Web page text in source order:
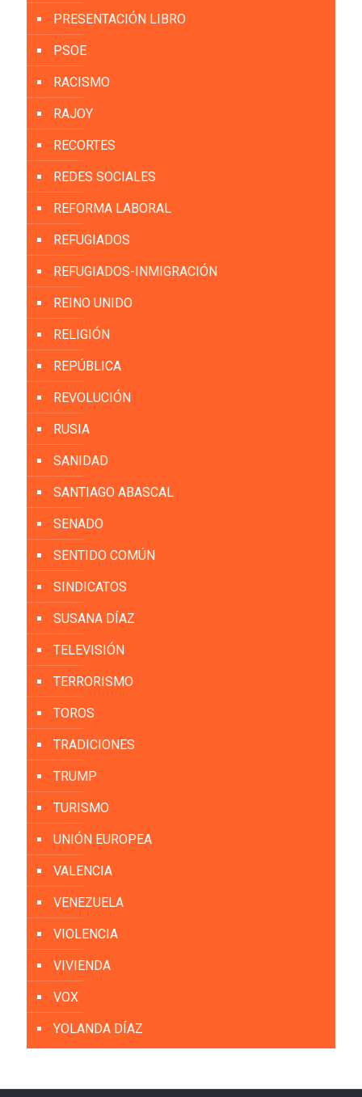
PRESENTACIÓN LIBRO
PSOE
RACISMO
RAJOY
RECORTES
REDES SOCIALES
REFORMA LABORAL
REFUGIADOS
REFUGIADOS-INMIGRACIÓN
REINO UNIDO
RELIGIÓN
REPÚBLICA
REVOLUCIÓN
RUSIA
SANIDAD
SANTIAGO ABASCAL
SENADO
SENTIDO COMÚN
SINDICATOS
SUSANA DÍAZ
TELEVISIÓN
TERRORISMO
TOROS
TRADICIONES
TRUMP
TURISMO
UNIÓN EUROPEA
VALENCIA
VENEZUELA
VIOLENCIA
VIVIENDA
VOX
YOLANDA DÍAZ